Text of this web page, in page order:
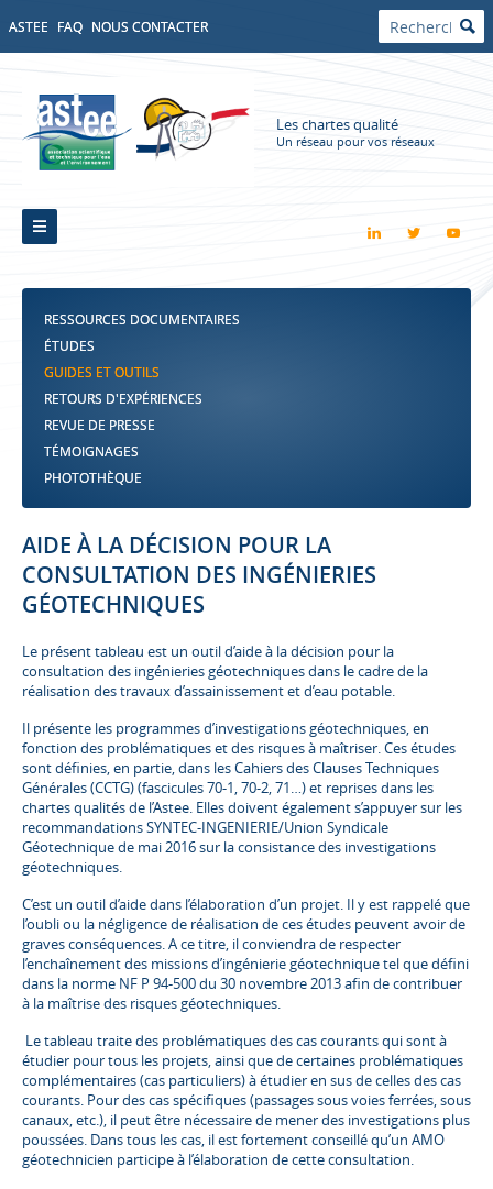
ASTEE FAQ NOUS CONTACTER
Les chartes qualité
Un réseau pour vos réseaux
RESSOURCES DOCUMENTAIRES
ÉTUDES
GUIDES ET OUTILS
RETOURS D'EXPÉRIENCES
REVUE DE PRESSE
TÉMOIGNAGES
PHOTOTHÈQUE
AIDE À LA DÉCISION POUR LA
CONSULTATION DES INGÉNIERIES
GÉOTECHNIQUES
Le présent tableau est un outil d’aide à la décision pour la
consultation des ingénieries géotechniques dans le cadre de la
réalisation des travaux d’assainissement et d’eau potable.
Il présente les programmes d’investigations géotechniques, en
fonction des problématiques et des risques à maîtriser. Ces études
sont définies, en partie, dans les Cahiers des Clauses Techniques
Générales (CCTG) (fascicules 70-1, 70-2, 71…) et reprises dans les
chartes qualités de l’Astee. Elles doivent également s’appuyer sur les
recommandations SYNTEC-INGENIERIE/Union Syndicale
Géotechnique de mai 2016 sur la consistance des investigations
géotechniques.
C’est un outil d’aide dans l’élaboration d’un projet. Il y est rappelé que
l’oubli ou la négligence de réalisation de ces études peuvent avoir de
graves conséquences. A ce titre, il conviendra de respecter
l’enchaînement des missions d’ingénierie géotechnique tel que défini
dans la norme NF P 94-500 du 30 novembre 2013 afin de contribuer
à la maîtrise des risques géotechniques.
Le tableau traite des problématiques des cas courants qui sont à
étudier pour tous les projets, ainsi que de certaines problématiques
complémentaires (cas particuliers) à étudier en sus de celles des cas
courants. Pour des cas spécifiques (passages sous voies ferrées, sous
canaux, etc.), il peut être nécessaire de mener des investigations plus
poussées. Dans tous les cas, il est fortement conseillé qu’un AMO
géotechnicien participe à l’élaboration de cette consultation.